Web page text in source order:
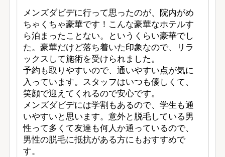
メンズダビデに行って思ったのが、院内がめ
ちゃくちゃ豪華です！こんな豪華なホテルす
ら泊まったことない。というくらい豪華でし
た。豪華だけど落ち着いた印象なので、リラ
ックスして施術を受けられました。
予約も取りやすいので、通いやすい点が気に
入っています。スタッフはいつも優しくて、
笑顔で迎えてくれるので安心です。
メンズダビデには学割もあるので、学生も通
いやすいと思います。意外と脱毛している男
性って多くて友達も何人か通っているので、
男性の脱毛に抵抗がある方にもおすすめで
す。